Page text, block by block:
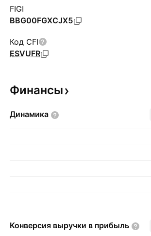
FIGI
BBG00FGXCJX5
Код CFI
ESVUFR
Финансы
Динамика
Конверсия выручки в прибыль